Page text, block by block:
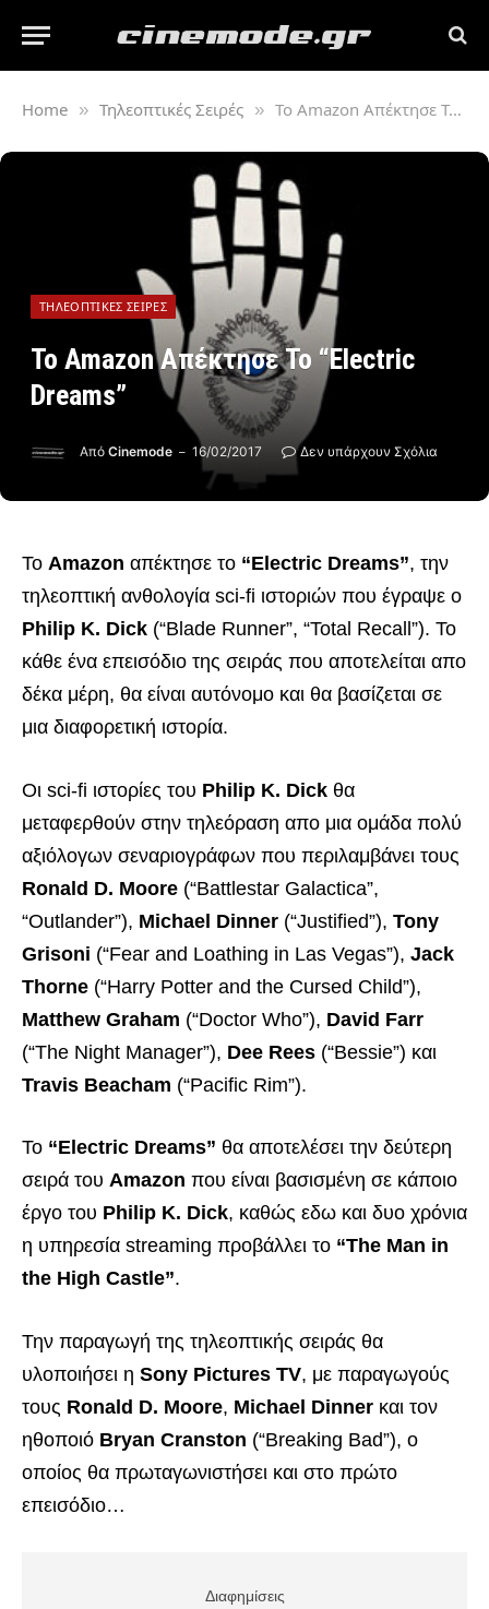
Home » Τηλεοπτικές Σειρές » Το Amazon Απέκτησε Το “Electric Dreams”
ΤΗΛΕΟΠΤΙΚΈΣ ΣΕΙΡΈΣ
Το Amazon Απέκτησε Το “Electric
Dreams”
Από Cinemode 16/02/2017 Δεν υπάρχουν Σχόλια
Το Amazon απέκτησε το “Electric Dreams”, την
τηλεοπτική ανθολογία sci-fi ιστοριών που έγραψε ο
Philip K. Dick (“Blade Runner”, “Total Recall”). Το
κάθε ένα επεισόδιο της σειράς που αποτελείται απο
δέκα μέρη, θα είναι αυτόνομο και θα βασίζεται σε
μια διαφορετική ιστορία.
Οι sci-fi ιστορίες του Philip K. Dick θα
μεταφερθούν στην τηλεόραση απο μια ομάδα πολύ
αξιόλογων σεναριογράφων που περιλαμβάνει τους
Ronald D. Moore (“Battlestar Galactica”,
“Outlander”), Michael Dinner (“Justified”), Tony
Grisoni (“Fear and Loathing in Las Vegas”), Jack
Thorne (“Harry Potter and the Cursed Child”),
Matthew Graham (“Doctor Who”), David Farr
(“The Night Manager”), Dee Rees (“Bessie”) και
Travis Beacham (“Pacific Rim”).
To “Electric Dreams” θα αποτελέσει την δεύτερη
σειρά του Amazon που είναι βασισμένη σε κάποιο
έργο του Philip K. Dick, καθώς εδω και δυο χρόνια
η υπηρεσία streaming προβάλλει το “The Man in
the High Castle”.
Την παραγωγή της τηλεοπτικής σειράς θα
υλοποιήσει η Sony Pictures TV, με παραγωγούς
τους Ronald D. Moore, Michael Dinner και τον
ηθοποιό Bryan Cranston (“Breaking Bad”), ο
οποίος θα πρωταγωνιστήσει και στο πρώτο
επεισόδιο…
Διαφημίσεις